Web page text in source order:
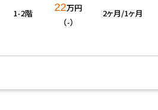
1-2階 22万円
（-）
2ヶ月/1ヶ月